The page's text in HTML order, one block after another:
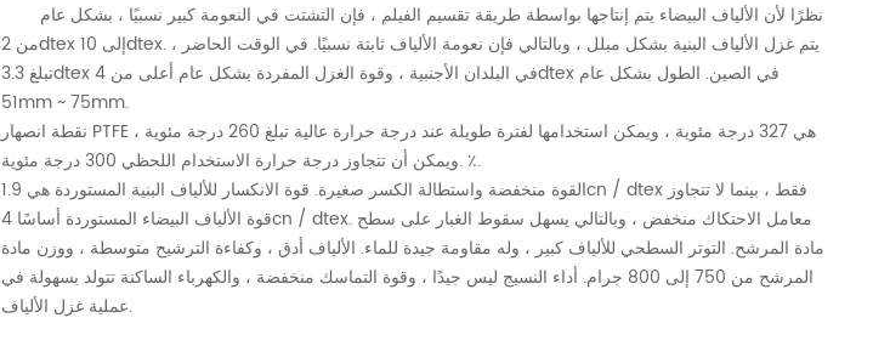
نظرًا لأن الألياف البيضاء يتم إنتاجها بواسطة طريقة تقسيم الفيلم ، فإن التشتت في النعومة كبير نسبيًا ، بشكل عام
من 2dtex إلى 10dtex. يتم غزل الألياف البنية بشكل مبلل ، وبالتالي فإن نعومة الألياف ثابتة نسبيًا. في الوقت الحاضر ،
تبلغ 3.3dtex في البلدان الأجنبية ، وقوة الغزل المفردة بشكل عام أعلى من 4dtex في الصين. الطول بشكل عام
51mm ~ 75mm.
نقطة انصهار PTFE هي 327
درجة مئوية ، ويمكن استخدامها لفترة طويلة عند درجة حرارة عالية تبلغ 260 درجة مئوية ،
ويمكن أن تتجاوز درجة حرارة الاستخدام اللحظي 300
درجة
مئوية. ٪.
القوة منخفضة واستطالة الكسر صغيرة. قوة الانكسار للألياف البنية المستوردة هي 1.9cn / dtex فقط ، بينما لا تتجاوز
قوة الألياف البيضاء المستوردة أساسًا 4cn / dtex. معامل الاحتكاك منخفض ، وبالتالي يسهل سقوط الغبار على سطح
مادة المرشح. التوتر السطحي للألياف كبير ، وله مقاومة جيدة للماء. الألياف أدق ، وكفاءة الترشيح متوسطة ، ووزن مادة
المرشح من 750 إلى 800 جرام. أداء النسيج ليس جيدًا ، وقوة التماسك منخفضة ، والكهرباء الساكنة تتولد بسهولة في
عملية غزل الألياف.